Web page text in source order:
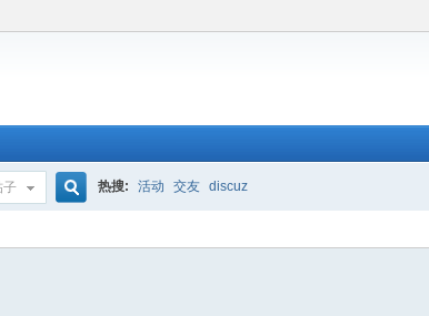
子 热搜: 活动 交友 discuz